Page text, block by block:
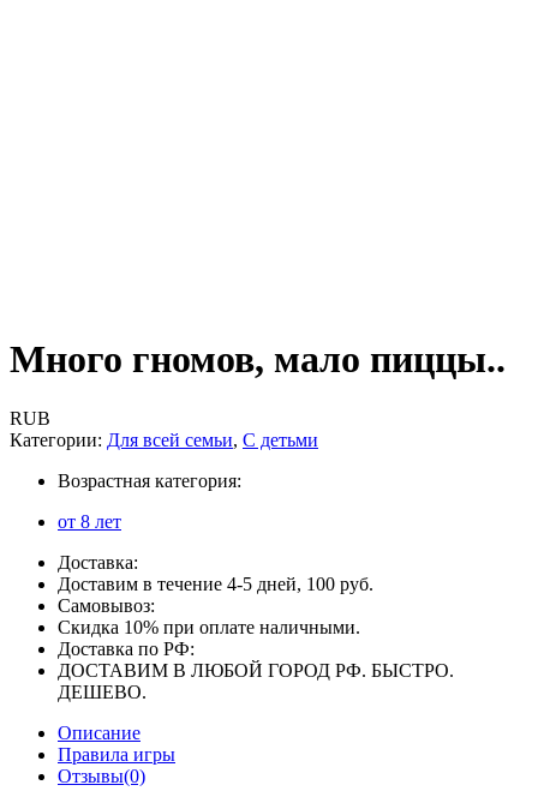
Много гномов, мало пиццы..
RUB
Категории: Для всей семьи, С детьми
Возрастная категория:
от 8 лет
Доставка:
Доставим в течение 4-5 дней, 100 руб.
Самовывоз:
Скидка 10% при оплате наличными.
Доставка по РФ:
ДОСТАВИМ В ЛЮБОЙ ГОРОД РФ. БЫСТРО.
ДЕШЕВО.
Описание
Правила игры
Отзывы(0)